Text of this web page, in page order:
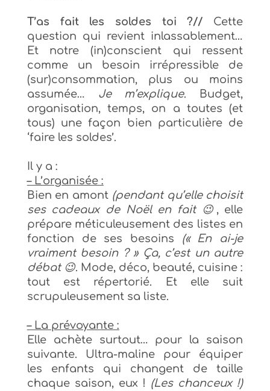
T’as fait les soldes toi ?// Cette
question qui revient inlassablement…
Et notre (in)conscient qui ressent
comme un besoin irrépressible de
(sur)consommation, plus ou moins
assumée… Je m’explique. Budget,
organisation, temps, on a toutes (et
tous) une façon bien particulière de
‘faire les soldes’.
Il y a :
– L’organisée :
Bien en amont (pendant qu’elle choisit
ses cadeaux de Noël en fait 😉 , elle
prépare méticuleusement des listes en
fonction de ses besoins (« En ai-je
vraiment besoin ? » Ça, c’est un autre
débat 😉. Mode, déco, beauté, cuisine :
tout est répertorié. Et elle suit
scrupuleusement sa liste.
– La prévoyante :
Elle achète surtout… pour la saison
suivante. Ultra-maline pour équiper
les enfants qui changent de taille
chaque saison, eux ! (Les chanceux !)